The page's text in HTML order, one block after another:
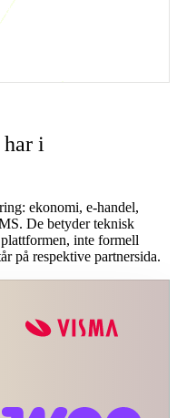
ska vara källa
WooCommerce driver
produktdata från
i
ekonomi, e-handel,
De betyder teknisk
inte formell
på respektive partnersida.